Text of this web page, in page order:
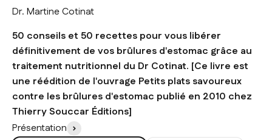
Dr. Martine Cotinat
50 conseils et 50 recettes pour vous libérer
définitivement de vos brûlures d'estomac grâce au
traitement nutritionnel du Dr Cotinat. [Ce livre est
une réédition de l'ouvrage Petits plats savoureux
contre les brûlures d'estomac publié en 2010 chez
Thierry Souccar Éditions]
Présentation